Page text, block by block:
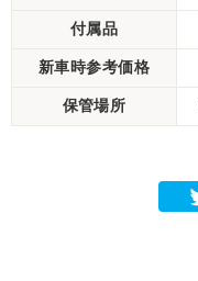
付属品
新車時参考価格
保管場所